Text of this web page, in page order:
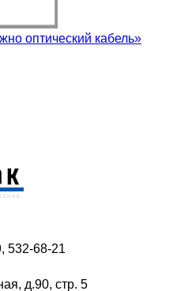
оптический кабель»
532-68-21
д.90, стр. 5